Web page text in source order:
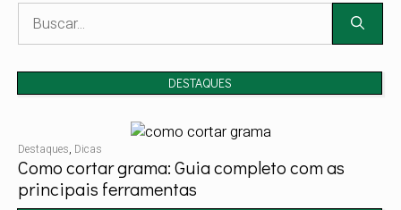
Pesquisar
por:
DESTAQUES
Como cortar grama: Guia completo com as
principais ferramentas
Destaques, Dicas